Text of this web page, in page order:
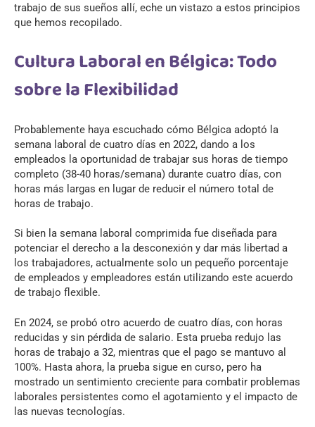
trabajo de sus sueños allí, eche un vistazo a estos principios
que hemos recopilado.
Cultura Laboral en Bélgica: Todo
sobre la Flexibilidad
Probablemente haya escuchado cómo Bélgica adoptó la
semana laboral de cuatro días en 2022, dando a los
empleados la oportunidad de trabajar sus horas de tiempo
completo (38-40 horas/semana) durante cuatro días, con
horas más largas en lugar de reducir el número total de
horas de trabajo.
Si bien la semana laboral comprimida fue diseñada para
potenciar el derecho a la desconexión y dar más libertad a
los trabajadores, actualmente solo un pequeño porcentaje
de empleados y empleadores están utilizando este acuerdo
de trabajo flexible.
En 2024, se probó otro acuerdo de cuatro días, con horas
reducidas y sin pérdida de salario. Esta prueba redujo las
horas de trabajo a 32, mientras que el pago se mantuvo al
100%. Hasta ahora, la prueba sigue en curso, pero ha
mostrado un sentimiento creciente para combatir problemas
laborales persistentes como el agotamiento y el impacto de
las nuevas tecnologías.